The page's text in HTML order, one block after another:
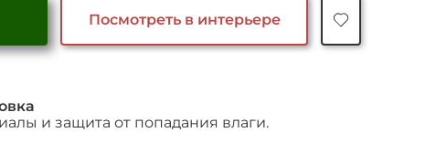
Посмотреть в интерьере
и защита от попадания влаги.